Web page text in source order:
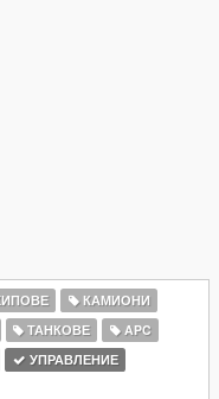
КАМИОНИ
ТАНКОВЕ
APC
УПРАВЛЕНИЕ